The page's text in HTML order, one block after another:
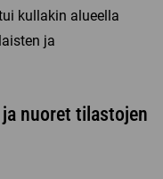
kullakin alueella
ja
nuoret tilastojen